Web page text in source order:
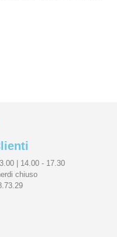
| 14.00 - 17.30
chiuso